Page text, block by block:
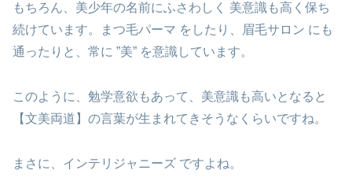
もちろん、美少年の名前にふさわしく 美意識も高く保ち
続けています。まつ毛パーマ をしたり、眉毛サロン にも
通ったりと、常に ”美” を意識しています。
このように、勉学意欲もあって、美意識も高いとなると
【文美両道】の言葉が生まれてきそうなくらいですね。
まさに、インテリジャニーズ ですよね。